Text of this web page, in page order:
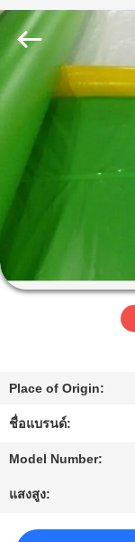
บ้าน
สินค้า
วิดีโอ
เรา
ทัวร์
โรงงาน
Guangzhou
Bouncia
Inflatables
Factory.
Reserved.
Place of Origin:
ชื่อแบรนด์:
Model Number:
แสงสูง: